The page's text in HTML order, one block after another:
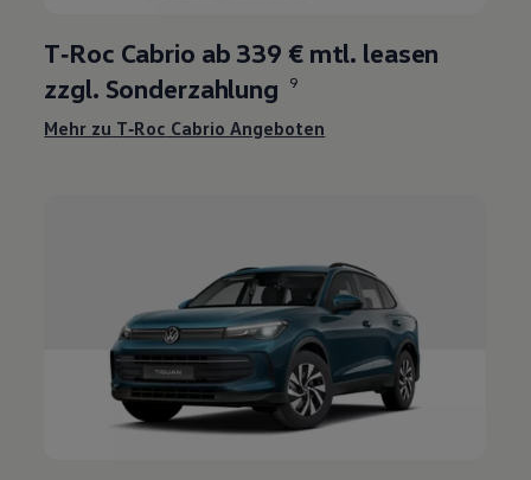
T‑Roc Cabrio ab 339 € mtl. leasen
zzgl. Sonderzahlung
9
Mehr zu T‑Roc Cabrio Angeboten